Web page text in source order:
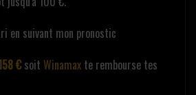
en suivant mon pronostic
€ soit Winamax te rembourse tes